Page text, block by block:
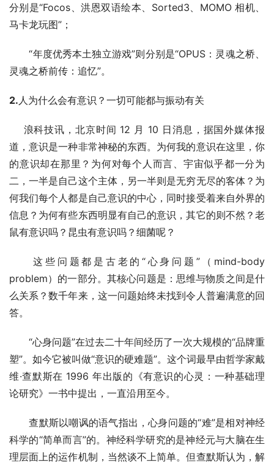
分别是“Focos、洪恩双语绘本、Sorted3、MOMO 相机、
马卡龙玩图”；
“年度优秀本土独立游戏”则分别是“OPUS：灵魂之桥、
灵魂之桥前传：追忆”。
2. 人为什么会有意识？一切可能都与振动有关
浪科技讯，北京时间 12 月 10 日消息，据国外媒体报
道，意识是一种非常神秘的东西。为何我的意识在这里，你
的意识却在那里？为何对每个人而言、宇宙似乎都一分为
二，一半是自己这个主体，另一半则是无穷无尽的客体？为
何我们每个人都是自己意识的中心，同时接受着来自外界的
信息？为何有些东西明显有自己的意识，其它的则不然？老
鼠有意识吗？昆虫有意识吗？细菌呢？
这些问题都是古老的“心身问题”（mind-body
problem）的一部分。其核心问题是：思维与物质之间是什
么关系？数千年来，这一问题始终未找到令人普遍满意的回
答。
“心身问题”在过去二十年间经历了一次大规模的“品牌重
塑”。如今它被叫做“意识的硬难题”。这个词最早由哲学家戴
维·查默斯在 1996 年出版的《有意识的心灵：一种基础理
论研究》一书中提出，一直沿用至今。
查默斯以嘲讽的语气指出，心身问题的“难”是相对神经
科学的“简单而言”的。神经科学研究的是神经元与大脑在生
理层面上的运作机制，当然谈不上简单。但查默斯认为，解